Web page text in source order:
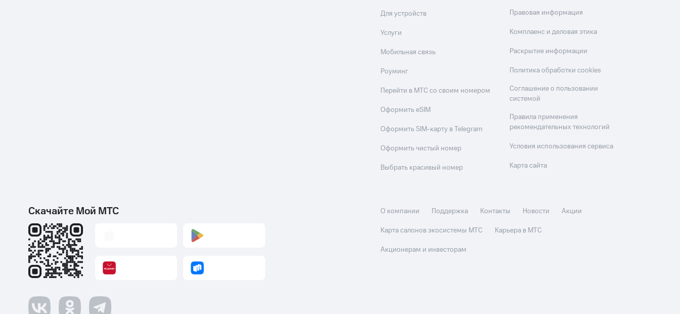
Для устройств
Услуги
Мобильная связь
Роуминг
Перейти в МТС со своим номером
Оформить eSIM
Оформить SIM-карту в Telegram
Оформить чистый номер
Выбрать красивый номер
Правовая информация
Комплаенс и деловая этика
Раскрытие информации
Политика обработки cookies
Соглашение о пользовании
системой
Правила применения
рекомендательных технологий
Условия использования сервиса
Карта сайта
Скачайте Мой МТС О компании Поддержка Контакты Новости
Акции
Карта салонов экосистемы МТС
Карьера в МТС
Акционерам и инвесторам